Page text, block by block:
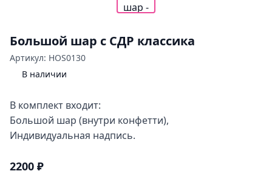
Большой шар с СДР классика
Артикул: HOS0130
В наличии
В комплект входит:
Большой шар (внутри конфетти),
Индивидуальная надпись.
2200 ₽